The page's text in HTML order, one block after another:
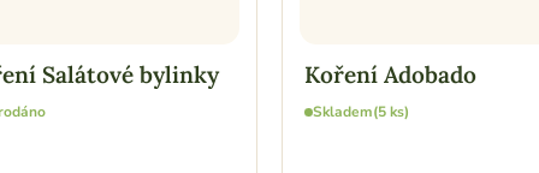
Salátové bylinky Koření Adobado
Skladem(5 ks)